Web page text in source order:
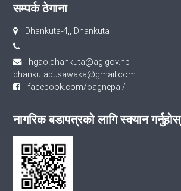
सम्पर्क ठेगाना
Dhankuta-4,, Dhankuta
hgao.dhankuta@ag.gov.np |
dhankutapusawaka@gmail.com
facebook.com/oagnepal/
नागरिक बडापत्रको लागि स्क्यान गर्नुहोस्